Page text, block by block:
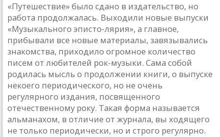
«Путешествие» было сдано в издательство, но
работа про­должалась. Выходили новые выпуски
«Музыкального эписто-лярия», а главное,
прибывали все новые материалы, завязы­вались
знакомства, приходило огромное количество
писем от любителей рок-музыки. Сама собой
родилась мысль о продол­жении книги, о выпуске
некоего периодического, но не очень
регулярного издания, посвященного
отечественному року. Та­кая форма называется
альманахом, в отличие от журнала, вы­ ходящего
не только периоди­чески, но и строго регулярно.